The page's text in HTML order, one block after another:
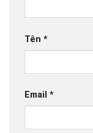
Tên *
Email *